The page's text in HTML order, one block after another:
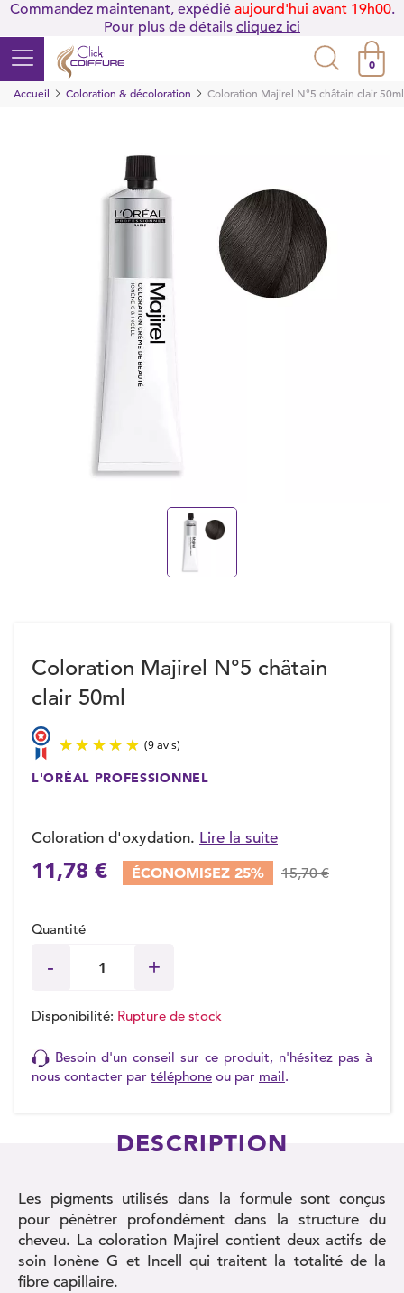
Commandez maintenant, expédié aujourd'hui avant 19h00.
Pour plus de détails cliquez ici
0
Accueil
Coloration & décoloration Coloration Majirel N°5 châtain clair 50ml
Coloration Majirel N°5 châtain
clair 50ml
(9 avis)
L'ORÉAL PROFESSIONNEL
Coloration d'oxydation. Lire la suite
11,78 € ÉCONOMISEZ 25% 15,70 €
Quantité
Disponibilité: Rupture de stock
Besoin d'un conseil sur ce produit, n'hésitez pas à
nous contacter par téléphone ou par mail.
DESCRIPTION
Les pigments utilisés dans la formule sont conçus
pour pénétrer profondément dans la structure du
cheveu. La coloration Majirel contient deux actifs de
soin Ionène G et Incell qui traitent la totalité de la
fibre capillaire.